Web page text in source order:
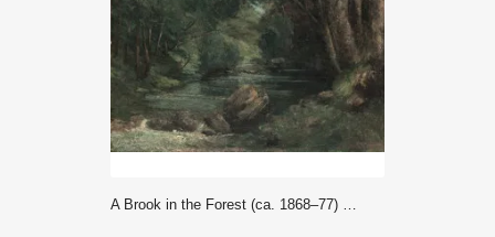
A Brook in the Forest (ca. 1868–77) - Gustave Courbet